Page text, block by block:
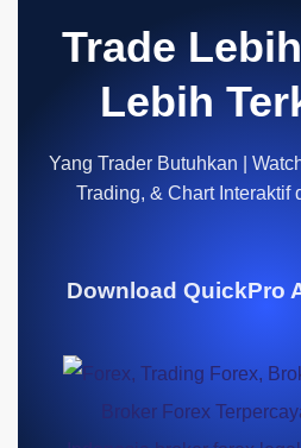
Trade
Lebih
Yang Trader Butuhkan |
Trading, & Chart Interaktif
Download QuickPro